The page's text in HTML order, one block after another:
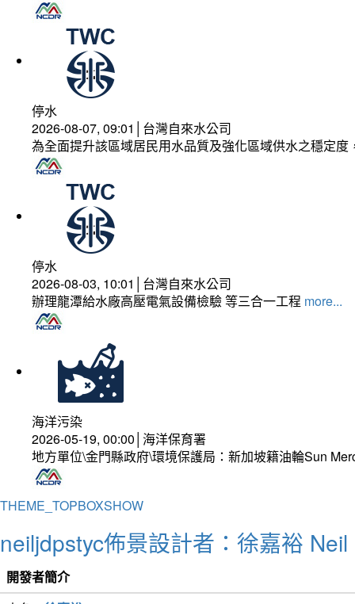
停水
2026-08-07, 09:01│台灣自來水公司
為全面提升該區域居民用水品質及強化區域供水之穩定
停水
2026-08-03, 10:01│台灣自來水公司
辦理龍潭給水廠高壓電氣設備檢驗 等三合一工程 more...
海洋污染
2026-05-19, 00:00│海洋保育署
地方單位\金門縣政府\環境保護局：新加坡籍油輪Sun
THEME_TOPBOXSHOW
neiljdpstyc佈景設計者：徐嘉裕
開發者簡介